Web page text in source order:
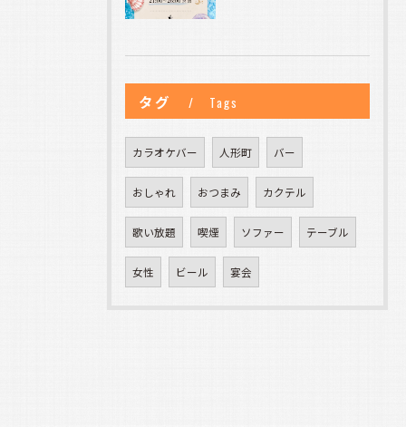
タグ Tags
カラオケバー 人形町 バー
おしゃれ おつまみ カクテル
歌い放題 喫煙 ソファー テーブル
女性 ビール 宴会